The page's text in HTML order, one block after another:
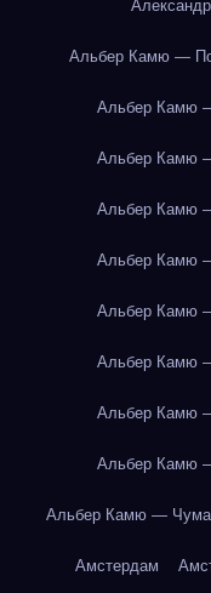
Альбер Камю —
Альбер Камю
Альбер Камю
Альбер Камю
Альбер Камю
Альбер Камю
Альбер Камю
Альбер Камю
Альбер Камю
Альбер Камю — Чума
Амстердам